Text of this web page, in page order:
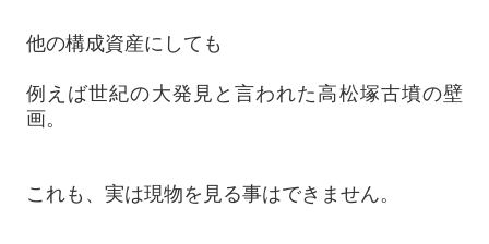
他の構成資産にしても
例えば世紀の大発見と言われた高松塚古墳の壁
画。
これも、実は現物を見る事はできません。